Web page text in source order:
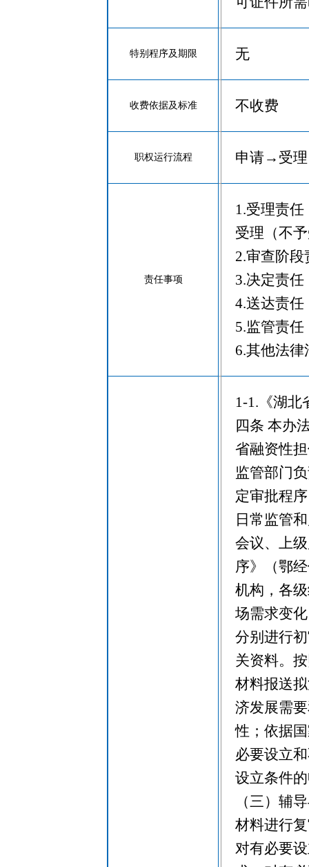
特别程序及期限 无
收费依据及标准 不收费
职权运行流程 申请→受
责任事项
1.受理责
受理（不
2.审查阶
3.决定责
4.送达责
5.监管责
6.其他法
1-1.《湖北
四条 本办
省融资性
监管部门
定审批程
日常监管
会议、上
序》（鄂
机构，各
场需求变
分别进行
关资料。
材料报送
济发展需
性；依据
必要设立
设立条件
（三）辅
材料进行
对有必要